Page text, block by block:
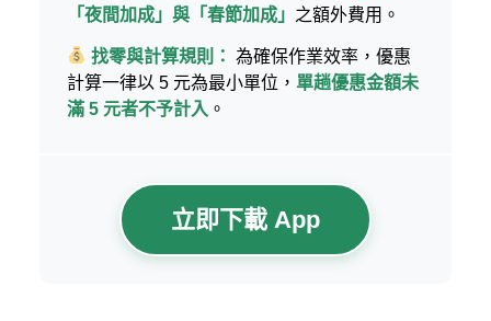
「夜間加成」與「春節加成」 之額外費用。
找零與計算規則： 為確保作業效率，優惠
計算一律以 5 元為最小單位， 單趟優惠金額未
滿 5 元者不予計入 。
立即下載 App